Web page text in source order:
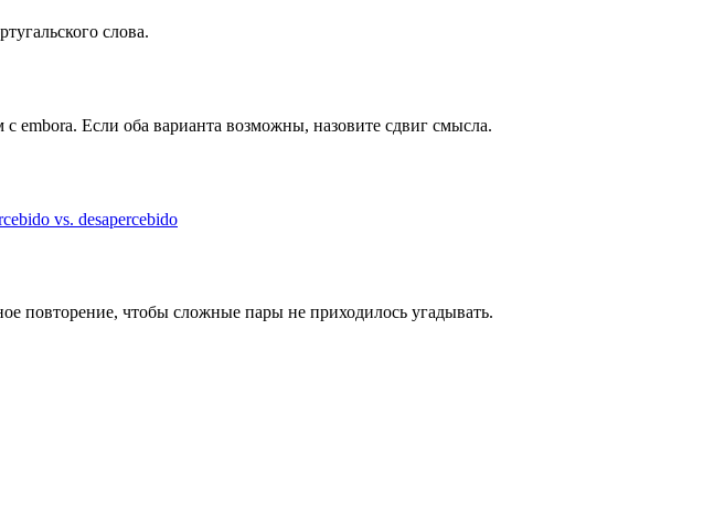
слова.
embora. Если оба варианта возможны, назовите сдвиг смысла.
vs. desapercebido
повторение, чтобы сложные пары не приходилось угадывать.